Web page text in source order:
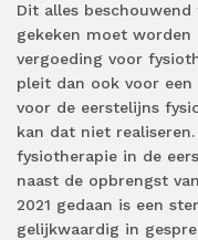
Dit alles
gekeken moet worden
vergoeding voor
pleit dan ook voor
voor de eerstelijns
kan dat niet
fysiotherapie in de
naast de opbrengst
2021 gedaan is een
gelijkwaardig in